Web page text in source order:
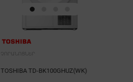
TOSHIBA TD-BK100GHUZ(WK)